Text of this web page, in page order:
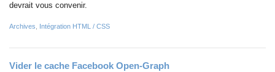
devrait vous convenir.
Archives Intégration HTML / CSS
Vider le cache Facebook Open-Graph